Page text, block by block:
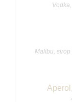
Malibu,